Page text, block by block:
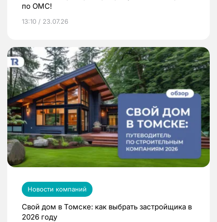
по ОМС!
13:10 / 23.07.26
Новости компаний
Свой дом в Томске: как выбрать застройщика в
2026 году